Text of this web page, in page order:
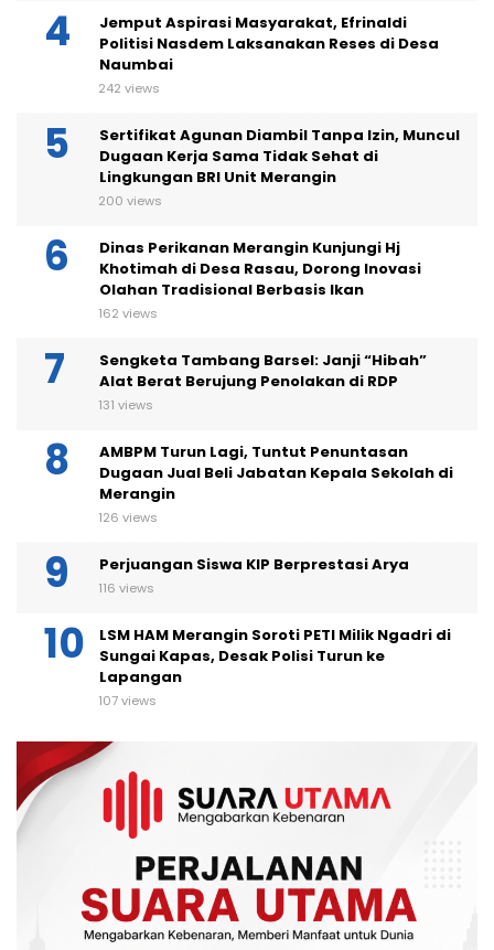
Jemput Aspirasi Masyarakat, Efrinaldi
Politisi Nasdem Laksanakan Reses di Desa
Naumbai
242 views
Sertifikat Agunan Diambil Tanpa Izin, Muncul
Dugaan Kerja Sama Tidak Sehat di
Lingkungan BRI Unit Merangin
200 views
Dinas Perikanan Merangin Kunjungi Hj
Khotimah di Desa Rasau, Dorong Inovasi
Olahan Tradisional Berbasis Ikan
162 views
Sengketa Tambang Barsel: Janji “Hibah”
Alat Berat Berujung Penolakan di RDP
131 views
AMBPM Turun Lagi, Tuntut Penuntasan
Dugaan Jual Beli Jabatan Kepala Sekolah di
Merangin
126 views
Perjuangan Siswa KIP Berprestasi Arya
116 views
LSM HAM Merangin Soroti PETI Milik Ngadri di
Sungai Kapas, Desak Polisi Turun ke
Lapangan
107 views